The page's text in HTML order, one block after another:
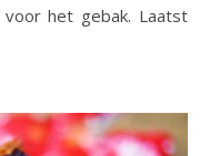
het gebak. Laatst